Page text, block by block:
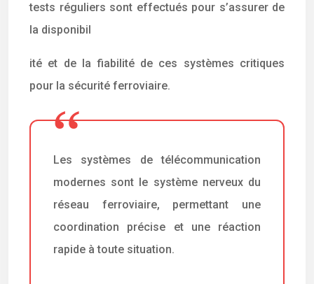
tests réguliers sont effectués pour s’assurer de
la disponibil
ité et de la fiabilité de ces systèmes critiques
pour la sécurité ferroviaire.
Les systèmes de télécommunication
modernes sont le système nerveux du
réseau ferroviaire, permettant une
coordination précise et une réaction
rapide à toute situation.